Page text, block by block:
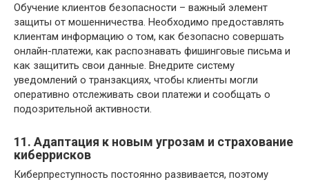
Обучение клиентов безопасности – важный элемент
защиты от мошенничества. Необходимо предоставлять
клиентам информацию о том, как безопасно совершать
онлайн-платежи, как распознавать фишинговые письма и
как защитить свои данные. Внедрите систему
уведомлений о транзакциях, чтобы клиенты могли
оперативно отслеживать свои платежи и сообщать о
подозрительной активности.
11. Адаптация к новым угрозам и страхование
киберрисков
Киберпреступность постоянно развивается, поэтому